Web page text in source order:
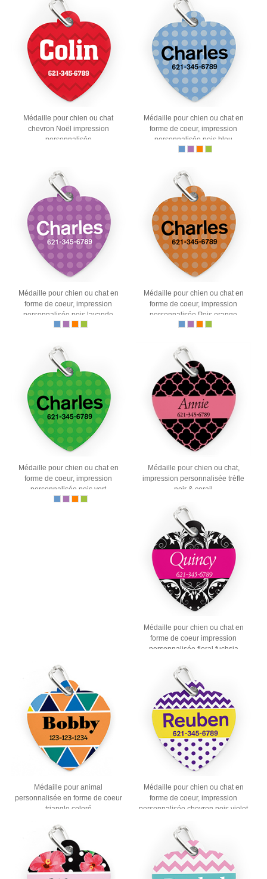
Médaille pour chien ou chat
chevron Noël impression
personnalisée
Médaille pour chien ou chat en
forme de coeur, impression
personnalisée pois bleu
Médaille pour chien ou chat en
forme de coeur, impression
personnalisée pois lavande
Médaille pour chien ou chat en
forme de coeur, impression
personnalisée Pois orange
Médaille pour chien ou chat en
forme de coeur, impression
personnalisée pois vert
Médaille pour chien ou chat,
impression personnalisée trèfle
noir & corail
Médaille pour chien ou chat en
forme de coeur impression
personnalisée floral fuchsia
Médaille pour animal
personnalisée en forme de coeur
triangle coloré
Médaille pour chien ou chat en
forme de coeur, impression
personnalisée chevron pois violet